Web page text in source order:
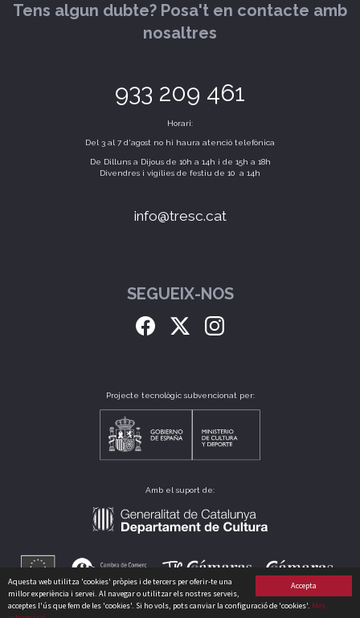
Accepta
Aquesta web utilitza 'cookies' pròpies i de tercers per oferir-te una
millor experiència i servei. Al navegar o utilitzar els nostres serveis,
acceptes l'ús que fem de les 'cookies'. Si ho vols, pots canviar la configuració de 'cookies'. Més
Tens algun dubte? Posa't en contacte amb
nosaltres
933 209 461
Horari:
Del 3 al 7 d'agost no hi haura atenció telefònica
De Dilluns a Dijous de 10h a 14h i de 15h a 18h
Divendres i vigílies de festiu de 10 a 14h
info@tresc.cat
SEGUEIX-NOS
Projecte tecnològic subvencionat per:
Amb el suport de: